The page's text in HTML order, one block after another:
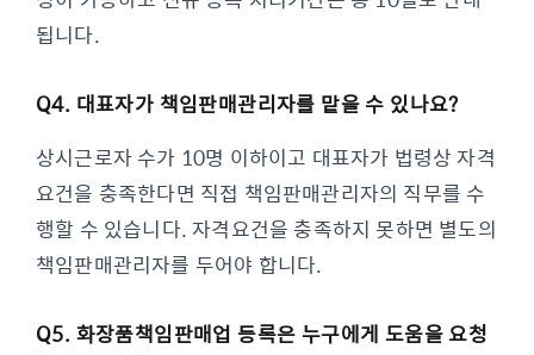
됩니다.
Q4. 대표자가 책임판매관리자를 맡을 수 있나요?
상시근로자 수가 10명 이하이고 대표자가 법령상 자격
요건을 충족한다면 직접 책임판매관리자의 직무를 수
행할 수 있습니다. 자격요건을 충족하지 못하면 별도의
책임판매관리자를 두어야 합니다.
Q5. 화장품책임판매업 등록은 누구에게 도움을 요청